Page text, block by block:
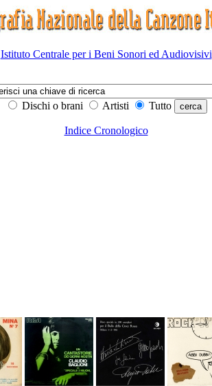
Istituto Centrale per i Beni Sonori ed Audiovisivi
Dischi o brani
Artisti Tutto
Indice Cronologico